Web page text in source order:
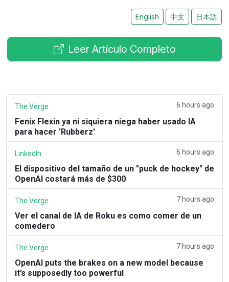
English 中文 日本語
Leer Artículo Completo
The Verge 6 hours ago
Fenix Flexin ya ni siquiera niega haber usado IA
para hacer 'Rubberz'
LinkedIn 6 hours ago
El dispositivo del tamaño de un "puck de hockey" de
OpenAI costará más de $300
The Verge 7 hours ago
Ver el canal de IA de Roku es como comer de un
comedero
The Verge 7 hours ago
OpenAI puts the brakes on a new model because
it’s supposedly too powerful